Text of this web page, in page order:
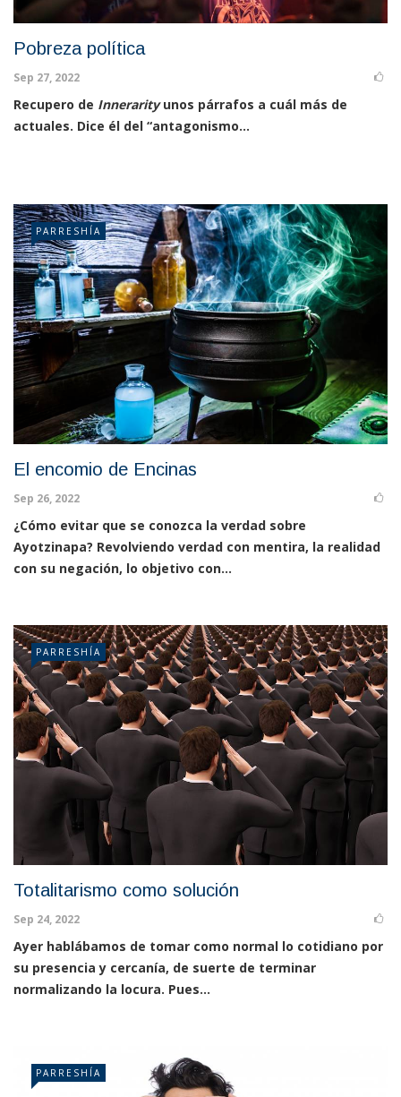
Pobreza política
Sep 27, 2022
Recupero de Innerarityunos párrafos a cuál más de
actuales. Dice él del “antagonismo...
PARRESHÍA
El encomio de Encinas
Sep 26, 2022
¿Cómo evitar que se conozca la verdad sobre
Ayotzinapa? Revolviendo verdad con mentira, la realidad
con su negación, lo objetivo con...
PARRESHÍA
Totalitarismo como solución
Sep 24, 2022
Ayer hablábamos de tomar como normal lo cotidiano por
su presencia y cercanía, de suerte de terminar
normalizando la locura. Pues...
PARRESHÍA